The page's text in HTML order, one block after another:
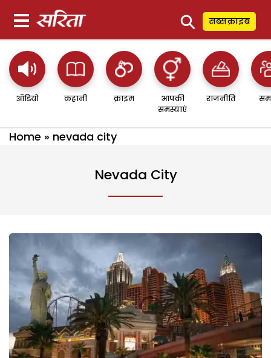
⚲ सब्सक्राइब
ऑडियो कहानी क्राइम
आपकी
समस्याएं
राजनीति
Home » nevada city
Nevada City